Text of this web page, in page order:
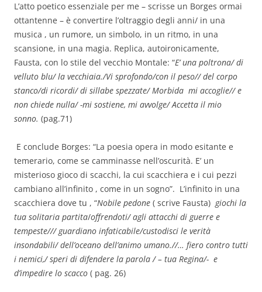
L’atto poetico essenziale per me – scrisse un Borges ormai
ottantenne – è convertire l’oltraggio degli anni/ in una
musica , un rumore, un simbolo, in un ritmo, in una
scansione, in una magia. Replica, autoironicamente,
Fausta, con lo stile del vecchio Montale: “E’ una poltrona/ di
velluto blu/ la vecchiaia./Vi sprofondo/con il peso// del corpo
stanco/di ricordi/ di sillabe spezzate/ Morbida mi accoglie// e
non chiede nulla/ -mi sostiene, mi avvolge/ Accetta il mio
sonno. (pag.71)
E conclude Borges: “La poesia opera in modo esitante e
temerario, come se camminasse nell’oscurità. E’ un
misterioso gioco di scacchi, la cui scacchiera e i cui pezzi
cambiano all’infinito , come in un sogno”. L’infinito in una
scacchiera dove tu , “Nobile pedone ( scrive Fausta) giochi la
tua solitaria partita/offrendoti/ agli attacchi di guerre e
tempeste/// guardiano infaticabile/custodisci le verità
insondabili/ dell’oceano dell’animo umano.//… fiero contro tutti
i nemici,/ speri di difendere la parola / – tua Regina/- e
d’impedire lo scacco ( pag. 26)